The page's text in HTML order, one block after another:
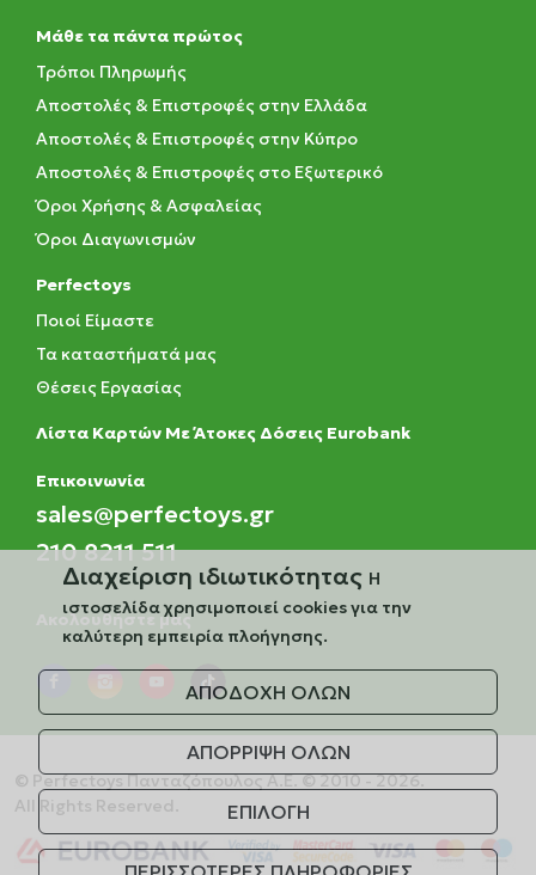
Μάθε τα πάντα πρώτος
Τρόποι Πληρωμής
Αποστολές & Επιστροφές στην Ελλάδα
Αποστολές & Επιστροφές στην Κύπρο
Αποστολές & Επιστροφές στο Εξωτερικό
Όροι Χρήσης & Ασφαλείας
Όροι Διαγωνισμών
Perfectoys
Ποιοί Είμαστε
Τα καταστήματά μας
Θέσεις Εργασίας
Λίστα Καρτών Με Άτοκες Δόσεις Eurobank
Eπικοινωνία
sales@perfectoys.gr
210 8211 511
Ακολουθήστε μας
© Perfectoys Πανταζόπουλος Α.Ε. © 2010 - 2026.
All Rights Reserved.
Διαχείριση ιδιωτικότητας Η
ιστοσελίδα χρησιμοποιεί cookies για την
καλύτερη εμπειρία πλοήγησης.
ΑΠΟΔΟΧΗ ΟΛΩΝ
ΑΠΟΡΡΙΨΗ ΟΛΩΝ
ΕΠΙΛΟΓΗ